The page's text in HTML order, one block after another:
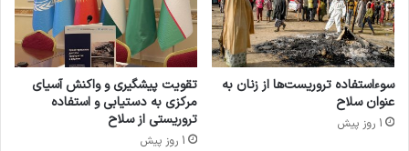
کپی لینک
سوءاستفاده تروریست‌ها از زنان به
عنوان سلاح
1 روز پیش
تقویت پیشگیری و واکنش آسیای
مرکزی به دستیابی و استفاده
تروریستی از سلاح
1 روز پیش